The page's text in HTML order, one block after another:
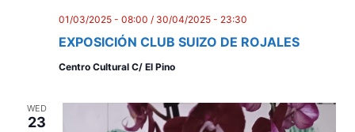
e
N
EXPOSICIÓN CLUB SUIZO DE ROJALES
01/03/2025 - 08:00 / 30/04/2025 - 23:30
Centro Cultural C/ El Pino
WED
23